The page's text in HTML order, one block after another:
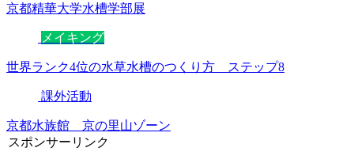
京都精華大学水槽学部展
メイキング
世界ランク4位の水草水槽のつくり方 ステップ8
課外活動
京都水族館 京の里山ゾーン
スポンサーリンク